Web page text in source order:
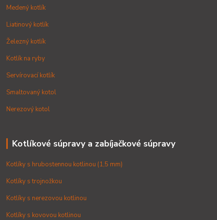
Medený kotlík
Liatinový kotlík
Železný kotlík
Kotlík na ryby
Servírovací kotlík
Smaltovaný kotol
Nerezový kotol
Kotlíkové súpravy a zabíjačkové súpravy
Kotlíky s hrubostennou kotlinou (1,5 mm)
Kotlíky s trojnožkou
Kotlíky s nerezovou kotlinou
Kotlíky s kovovou kotlinou